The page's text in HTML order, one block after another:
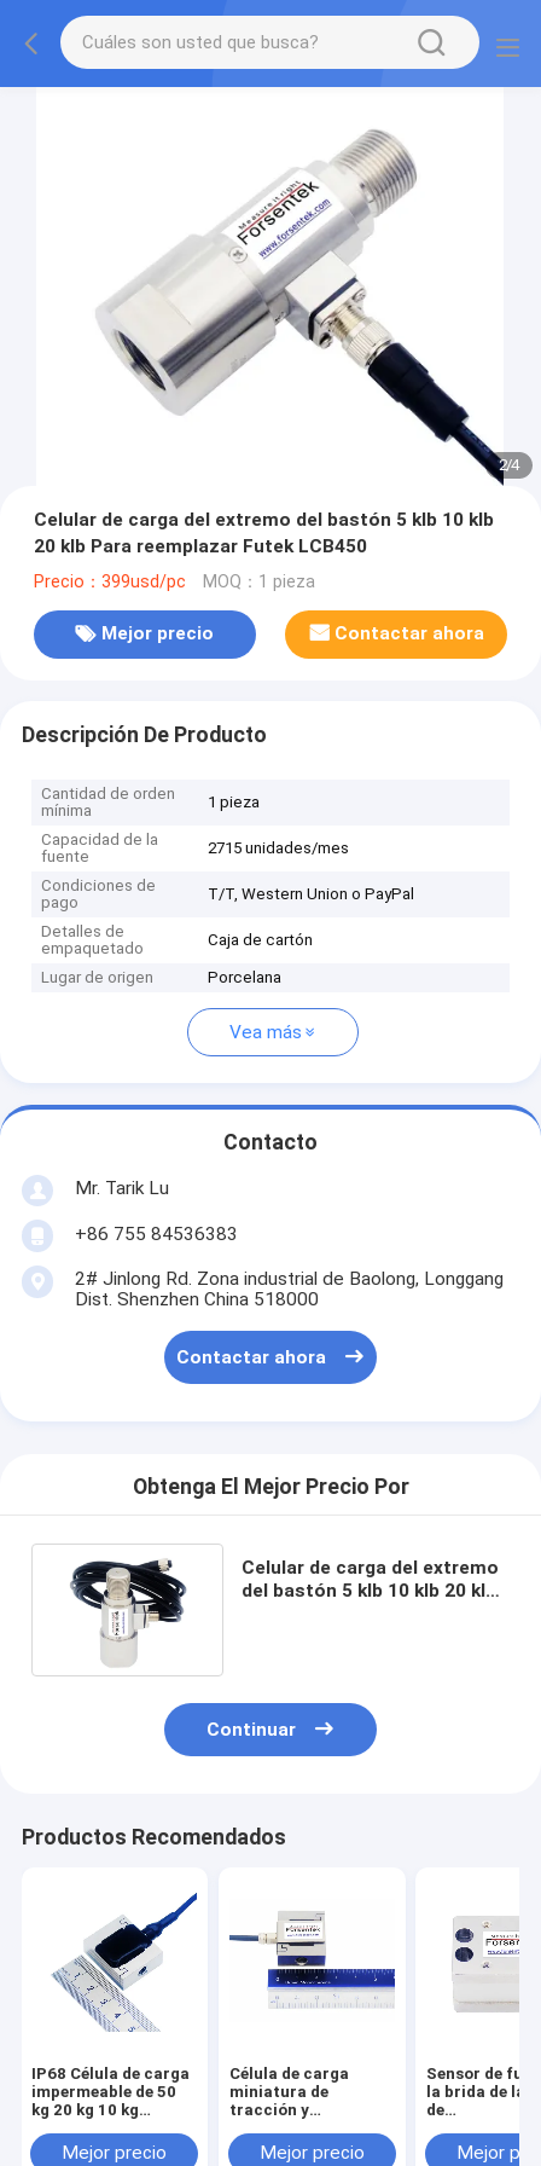
2/4
Celular de carga del extremo del bastón 5 klb 10 klb
20 klb Para reemplazar Futek LCB450
Precio：399usd/pc MOQ：1 pieza
Mejor precio Contactar ahora
Descripción De Producto
Cantidad de orden
mínima
1 pieza
Capacidad de la
fuente
2715 unidades/mes
Condiciones de
pago
T/T, Western Union o PayPal
Detalles de
empaquetado
Caja de cartón
Lugar de origen Porcelana
Vea más
Contacto
Mr. Tarik Lu
+86 755 84536383
2# Jinlong Rd. Zona industrial de Baolong, Longgang
Dist. Shenzhen China 518000
Contactar ahora
Obtenga El Mejor Precio Por
Celular de carga del extremo
del bastón 5 klb 10 klb 20 klb
Continuar
Productos Recomendados
IP68 Célula de carga
impermeable de 50
kg 20 kg 10 kg
sumergible
Mejor precio
Célula de carga
miniatura de
tracción y
kg con orificios de
Mejor precio
Sensor de
la brida de la
de
500N 300N
Mejor